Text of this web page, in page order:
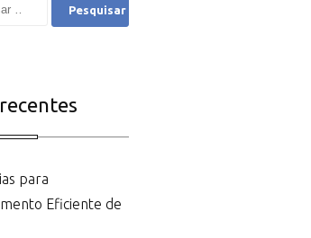
para
Eficiente de